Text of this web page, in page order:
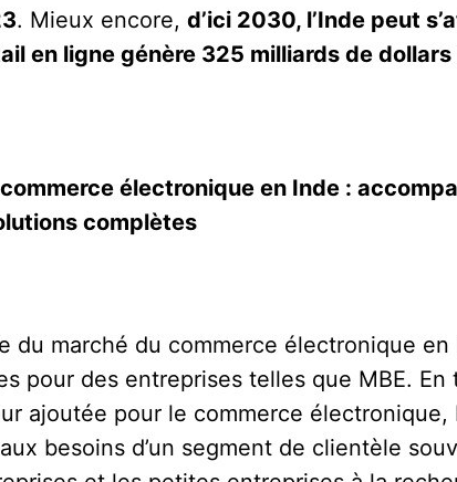
. Mieux encore, d’ici 2030, l’Inde peut
en ligne génère 325 milliards de
électronique en Inde :
complètes
du marché du commerce électronique
pour des entreprises telles que MBE.
ajoutée pour le commerce
besoins d’un segment de clientèle